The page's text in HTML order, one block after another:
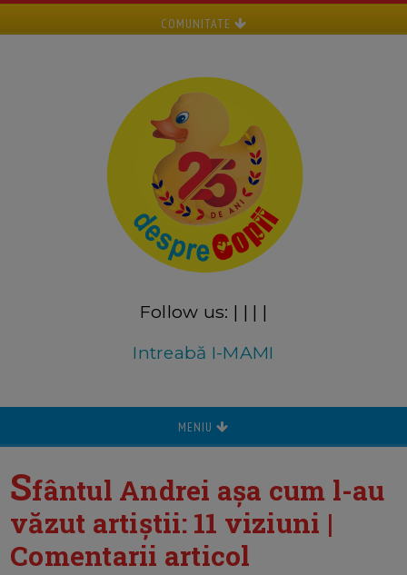
COMUNITATE
Follow us: | | | |
Intreabă I-MAMI
MENIU
Sfântul Andrei așa cum l-au
văzut artiștii: 11 viziuni |
Comentarii articol